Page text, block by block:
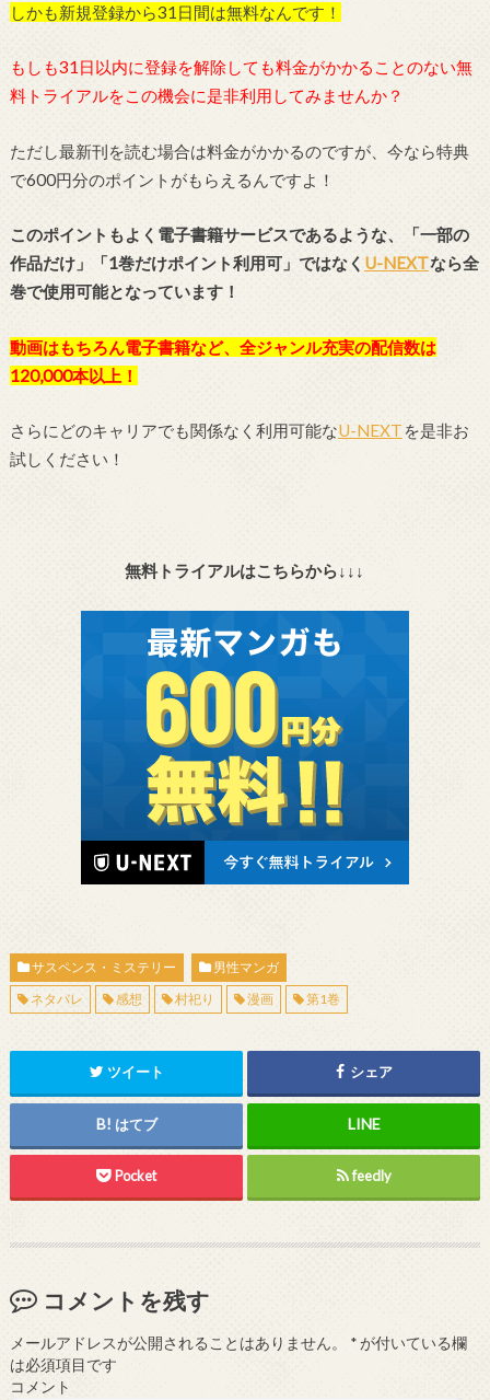
しかも新規登録から31日間は無料なんです！
もしも31日以内に登録を解除しても料金がかかることのない無
料トライアルをこの機会に是非利用してみませんか？
ただし最新刊を読む場合は料金がかかるのですが、今なら特典
で600円分のポイントがもらえるんですよ！
このポイントもよく電子書籍サービスであるような、「一部の
作品だけ」「1巻だけポイント利用可」ではなく U-NEXTなら全
巻で使用可能となっています！
動画はもちろん電子書籍など、全ジャンル充実の配信数は
120,000本以上！
さらにどのキャリアでも関係なく利用可能なU-NEXT を是非お
試しください！
無料トライアルはこちらから↓↓↓
サスペンス・ミステリー
男性マンガ
ネタバレ
感想 村祀り 漫画 第1巻
ツイート シェア
はてブ
Pocket feedly
コメントを残す
メールアドレスが公開されることはありません。 *が付いている欄
は必須項目です
コメント